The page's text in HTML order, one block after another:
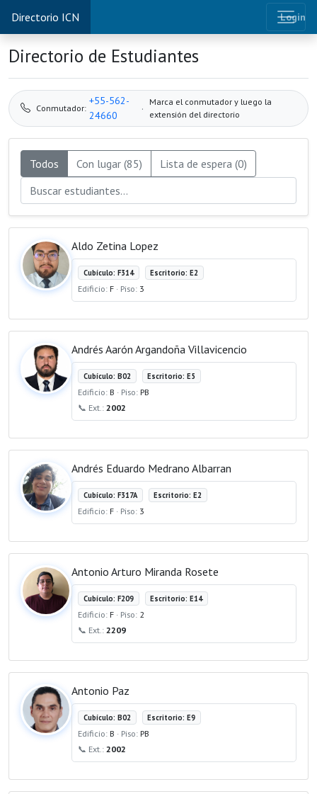
Directorio ICN Login
Directorio de Estudiantes
Conmutador:
+55-562-
24660
·
Marca el conmutador y luego la
extensión del directorio
Todos Con lugar (85) Lista de espera (0)
Aldo Zetina Lopez
Cubículo: F314 Escritorio: E2
Edificio: F · Piso: 3
Andrés Aarón Argandoña Villavicencio
Cubículo: B02 Escritorio: E5
Edificio: B · Piso: PB
📞 Ext.: 2002
Andrés Eduardo Medrano Albarran
Cubículo: F317A Escritorio: E2
Edificio: F · Piso: 3
Antonio Arturo Miranda Rosete
Cubículo: F209 Escritorio: E14
Edificio: F · Piso: 2
📞 Ext.: 2209
Antonio Paz
Cubículo: B02 Escritorio: E9
Edificio: B · Piso: PB
📞 Ext.: 2002